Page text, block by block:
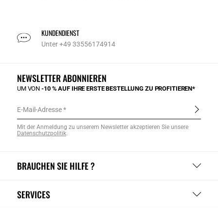
KUNDENDIENST
Unter +49 33556174914
BRAUCHEN SIE HILFE ?
SERVICES
NEWSLETTER ABONNIEREN
UM VON-10 % AUF IHRE ERSTE BESTELLUNG ZU PROFITIEREN*
E-Mail-Adresse
Mit der Anmeldung zu unserem Newsletter akzeptieren Sie unsere
Datenschutzpolitik.